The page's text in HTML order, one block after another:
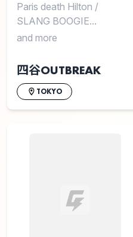
Paris death Hilton /
SLANG BOOGIE...
and more
四谷OUTBREAK
TOKYO